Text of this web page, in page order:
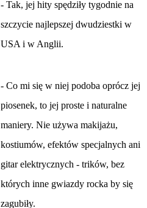
- Tak, jej hity spędziły tygodnie na
szczycie najlepszej dwudziestki w
USA i w Anglii.
- Co mi się w niej podoba oprócz jej
piosenek, to jej proste i naturalne
maniery. Nie używa makijażu,
kostiumów, efektów specjalnych ani
gitar elektrycznych - trików, bez
których inne gwiazdy rocka by się
zagubiły.